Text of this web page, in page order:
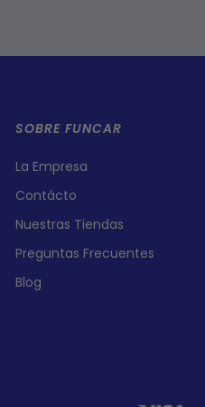
SOBRE FUNCAR
La Empresa
Contácto
Nuestras Tiendas
Preguntas Frecuentes
Blog